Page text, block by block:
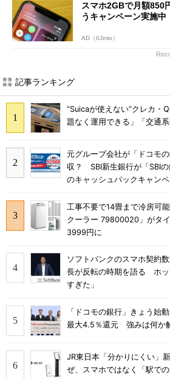
スマホ2GBで月額850
うキャンペーン実施中
AD（IIJmio）
記事ランキング
“Suicaが使えない”クレカ
題なく運用できる」「交通系
元グループ会社が「ドコモ
収？ SBI新生銀行が「SBI
のキャッシュバックキャン
工事不要で14畳まで冷房可
クーラー 79800020」がタ
3999円に
ソフトバンクのスマホ契約
長が反転の時期を語る ホッ
すぎた」
「ドコモの銀行」きょう始
最大4.5％還元 強みは何か
JR東日本「分かりにくい」
ぜ、スマホではなく「駅で